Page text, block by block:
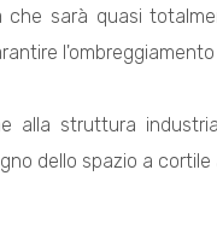
sarà quasi
struttura
dello spazio a